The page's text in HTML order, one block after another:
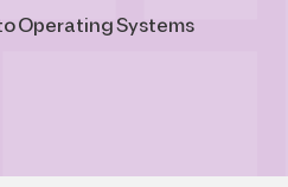
Operating Systems